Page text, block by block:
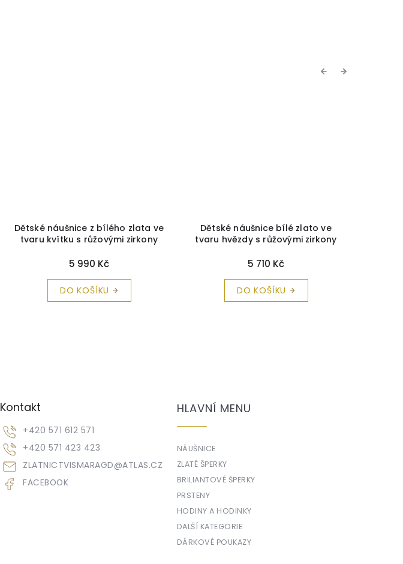
Previous
Dětské náušnice z bílého zlata ve
tvaru kvítku s růžovými zirkony
utěrka zdarma
5 990 Kč
DO KOŠÍKU
Dětské náušnice bílé zlato ve
tvaru hvězdy s růžovými zirkony
utěrka zdarma
5 710 Kč
DO KOŠÍKU
Next
Kontakt
ZLATNICTVISMARAGD@ATLAS.CZ
+420 571 612 571
+420 571 423 423
FACEBOOK
HLAVNÍ MENU
NÁUŠNICE
ZLATÉ ŠPERKY
BRILIANTOVÉ ŠPERKY
PRSTENY
HODINY A HODINKY
DALŠÍ KATEGORIE
DÁRKOVÉ POUKAZY